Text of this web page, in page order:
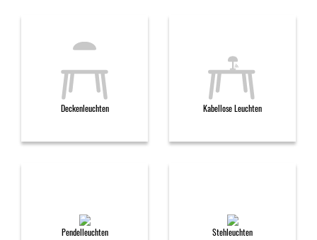
Deckenleuchten Kabellose Leuchten
Pendelleuchten Stehleuchten